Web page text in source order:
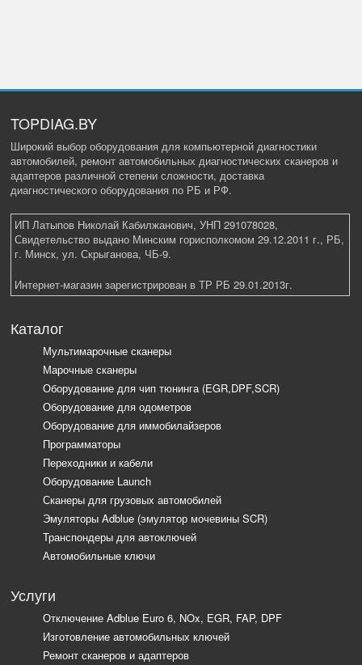
TOPDIAG.BY
Широкий выбор оборудования для компьютерной диагностики
автомобилей, ремонт автомобильных диагностических сканеров и
адаптеров различной степени сложности, доставка
диагностического оборудования по РБ и РФ.
ИП Латыпов Николай Кабилжанович, УНП 291078028,
Свидетельство выдано Минским горисполкомом 29.12.2011 г., РБ,
г. Минск, ул. Скрыганова, ЧБ-9.
Интернет-магазин зарегистрирован в ТР РБ 29.01.2013г.
Каталог
Мультимарочные сканеры
Марочные сканеры
Оборудование для чип тюнинга (EGR,DPF,SCR)
Оборудование для одометров
Оборудование для иммобилайзеров
Программаторы
Переходники и кабели
Оборудование Launch
Сканеры для грузовых автомобилей
Эмуляторы Adblue (эмулятор мочевины SCR)
Транспондеры для автоключей
Автомобильные ключи
Услуги
Отключение Adblue Euro 6, NOx, EGR, FAP, DPF
Изготовление автомобильных ключей
Ремонт сканеров и адаптеров